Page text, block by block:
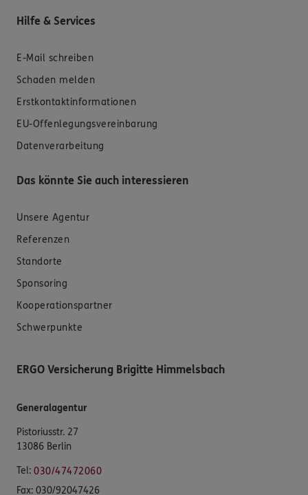
Hilfe & Services
E-Mail schreiben
Schaden melden
Erstkontaktinformationen
EU-Offenlegungsvereinbarung
Datenverarbeitung
Das könnte Sie auch interessieren
Unsere Agentur
Referenzen
Standorte
Sponsoring
Kooperationspartner
Schwerpunkte
ERGO Versicherung Brigitte Himmelsbach
Generalagentur
Pistoriusstr. 27
13086 Berlin
Tel: 030/47472060
Fax: 030/92047426